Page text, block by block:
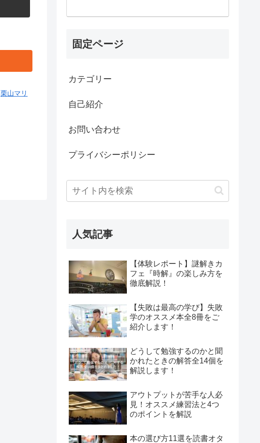
栗山マリ
固定ページ
カテゴリー
自己紹介
お問い合わせ
プライバシーポリシー
人気記事
【体験レポート】謎解きカ
フェ『時解』の楽しみ方を
徹底解説！
【失敗は最高の学び】失敗
学のオススメ本全8冊をご
紹介します！
どうして勉強するのかと聞
かれたときの解答全14個を
解説します！
アウトプットが苦手な人必
見！オススメ練習法と4つ
のポイントを解説
本の選び方11選を読書オタ